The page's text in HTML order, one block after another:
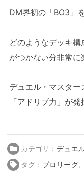
DM界初の「BO3」
どのようなデッキ
がつかない分非常に
デュエル・マスター
「アドリブ力」が
カテゴリ： デュエ
タグ： プロリーグ,